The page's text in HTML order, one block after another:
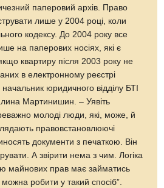
паперовий архів. Право
лише у 2004 році, коли
кодексу. До 2004 року все
на паперових носіях, які є
квартиру після 2003 року не
в електронному реєстрі
юридичного відділу БТІ
Мартинишин. – Уявіть
молоді люди, які, може, й
правовстановлюючі
документи з печаткою. Він
А звірити нема з чим. Логіка
майнових прав має займатись
робити у такий спосіб”.